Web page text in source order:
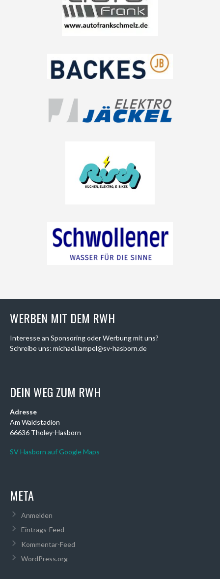
WERBEN MIT DEM RWH
Interesse an Sponsoring oder Werbung mit uns?
Schreibe uns: michael.lampel@sv-hasborn.de
DEIN WEG ZUM RWH
Adresse
Am Waldstadion
66636 Tholey-Hasborn
SV Hasborn auf Google Maps
META
Anmelden
Eintrags-Feed
Kommentar-Feed
WordPress.org